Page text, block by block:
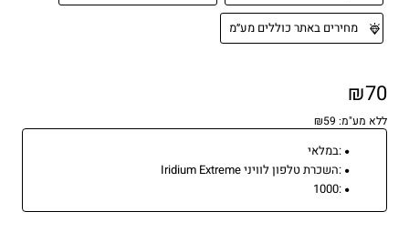
מחירים באתר כוללים מע״מ
₪70
ללא מע"מ: ₪59
:במלאי
:השכרת טלפון לוויני Iridium Extreme
:
1000